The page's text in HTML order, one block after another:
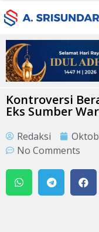
Kontroversi
Eks Sumber
Redaksi
No Comments